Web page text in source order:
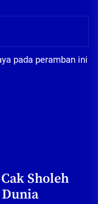
pada peramban ini
Sholeh